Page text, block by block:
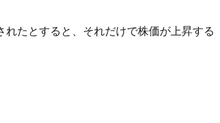
たとすると、それだけで株価が上昇する